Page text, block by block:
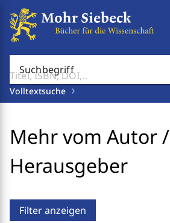
Suchbegriff
Volltextsuche
Mehr vom Autor /
Herausgeber
Filter anzeigen